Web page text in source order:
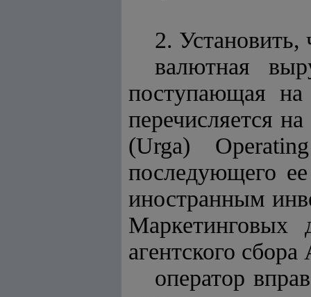
2. Установить,
валютная
поступающая
перечисляется
(Urga)
последующего
иностранным
Маркетинговых
агентского
оператор